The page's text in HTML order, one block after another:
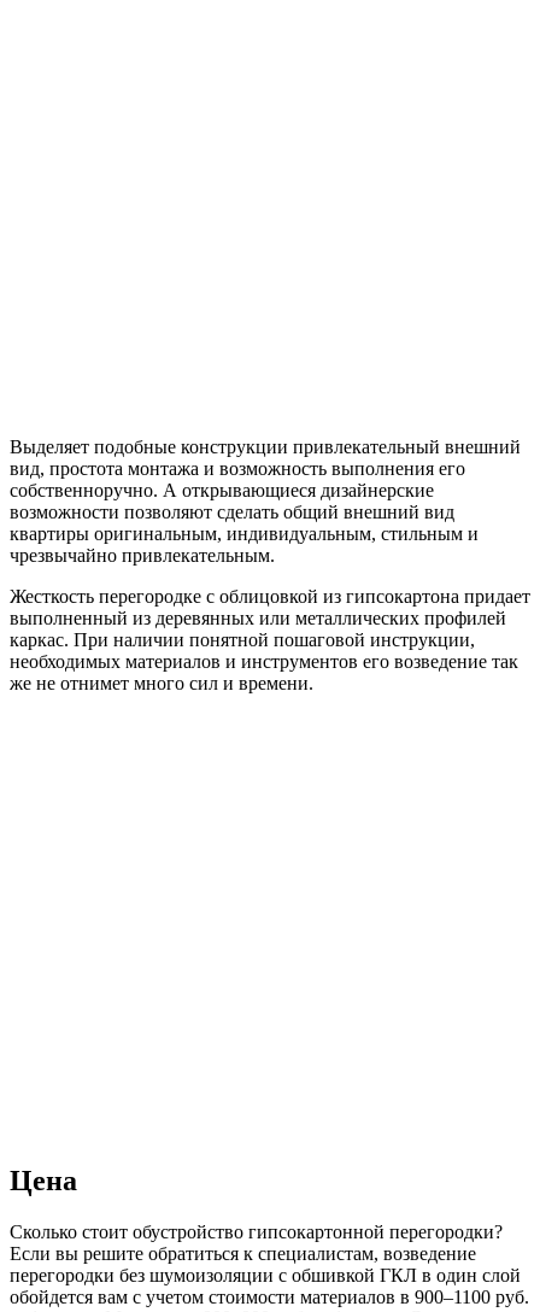
Выделяет подобные конструкции привлекательный внешний
вид, простота монтажа и возможность выполнения его
собственноручно. А открывающиеся дизайнерские
возможности позволяют сделать общий внешний вид
квартиры оригинальным, индивидуальным, стильным и
чрезвычайно привлекательным.
Жесткость перегородке с облицовкой из гипсокартона придает
выполненный из деревянных или металлических профилей
каркас. При наличии понятной пошаговой инструкции,
необходимых материалов и инструментов его возведение так
же не отнимет много сил и времени.
Цена
Сколько стоит обустройство гипсокартонной перегородки?
Если вы решите обратиться к специалистам, возведение
перегородки без шумоизоляции с обшивкой ГКЛ в один слой
обойдется вам с учетом стоимости материалов в 900–1100 руб.